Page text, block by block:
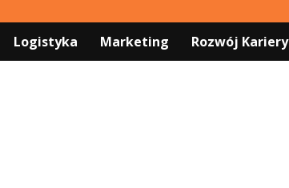
Logistyka Marketing Rozwój Kariery